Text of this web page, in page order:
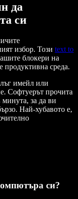
да
си
избор. Този text to
блокери на
продуктивна среда.
имейл или
Софтуерът прочита
за да ви
Най-хубавото е,
си?